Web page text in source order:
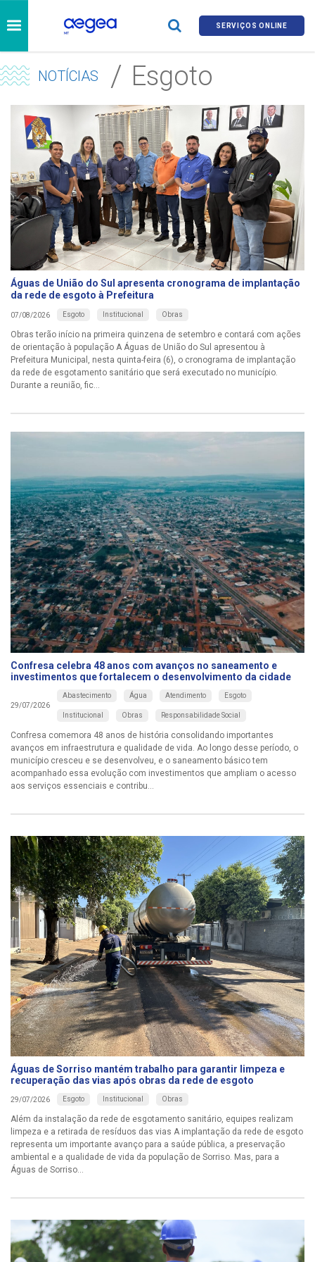
SERVIÇOS ONLINE
NOTÍCIAS Esgoto
Águas de União do Sul apresenta cronograma de implantação
da rede de esgoto à Prefeitura
07/08/2026 Esgoto Institucional Obras
Obras terão início na primeira quinzena de setembro e contará com ações
de orientação à população A Águas de União do Sul apresentou à
Prefeitura Municipal, nesta quinta-feira (6), o cronograma de implantação
da rede de esgotamento sanitário que será executado no município.
Durante a reunião, fic...
Confresa celebra 48 anos com avanços no saneamento e
investimentos que fortalecem o desenvolvimento da cidade
29/07/2026
Abastecimento Água Atendimento Esgoto
Institucional Obras Responsabilidade Social
Confresa comemora 48 anos de história consolidando importantes
avanços em infraestrutura e qualidade de vida. Ao longo desse período, o
município cresceu e se desenvolveu, e o saneamento básico tem
acompanhado essa evolução com investimentos que ampliam o acesso
aos serviços essenciais e contribu...
Águas de Sorriso mantém trabalho para garantir limpeza e
recuperação das vias após obras da rede de esgoto
29/07/2026 Esgoto Institucional Obras
Além da instalação da rede de esgotamento sanitário, equipes realizam
limpeza e a retirada de resíduos das vias A implantação da rede de esgoto
representa um importante avanço para a saúde pública, a preservação
ambiental e a qualidade de vida da população de Sorriso. Mas, para a
Águas de Sorriso...